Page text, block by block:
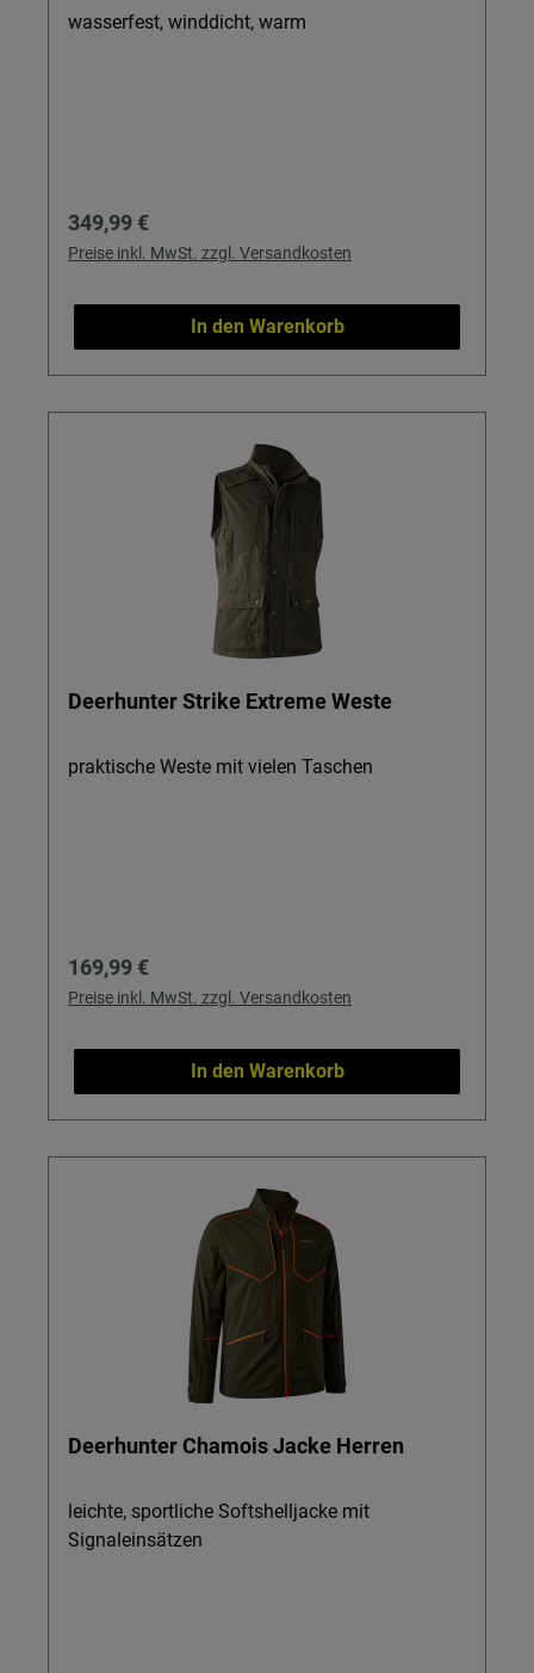
wasserfest, winddicht, warm
Regulärer Preis:
349,99 €
Preise inkl. MwSt. zzgl. Versandkosten
In den Warenkorb
Deerhunter Strike Extreme Weste
praktische Weste mit vielen Taschen
Regulärer Preis:
169,99 €
Preise inkl. MwSt. zzgl. Versandkosten
In den Warenkorb
Deerhunter Chamois Jacke Herren
leichte, sportliche Softshelljacke mit
Signaleinsätzen